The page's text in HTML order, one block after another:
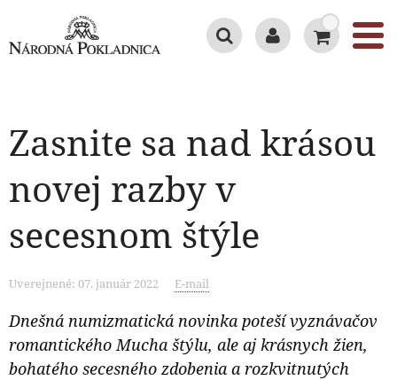
Zasnite sa nad krásou
novej razby v
secesnom štýle
Uverejnené: 07. január 2022 E-mail
Dnešná numizmatická novinka poteší vyznávačov
romantického Mucha štýlu, ale aj krásnych žien,
bohatého secesného zdobenia a rozkvitnutých